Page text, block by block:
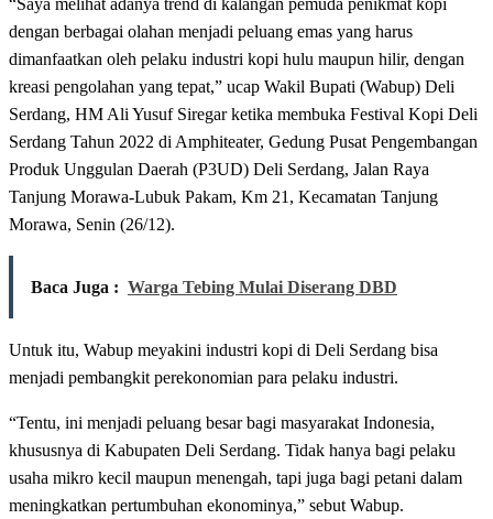
“Saya melihat adanya trend di kalangan pemuda penikmat kopi
dengan berbagai olahan menjadi peluang emas yang harus
dimanfaatkan oleh pelaku industri kopi hulu maupun hilir, dengan
kreasi pengolahan yang tepat,” ucap Wakil Bupati (Wabup) Deli
Serdang, HM Ali Yusuf Siregar ketika membuka Festival Kopi Deli
Serdang Tahun 2022 di Amphiteater, Gedung Pusat Pengembangan
Produk Unggulan Daerah (P3UD) Deli Serdang, Jalan Raya
Tanjung Morawa-Lubuk Pakam, Km 21, Kecamatan Tanjung
Morawa, Senin (26/12).
Baca Juga : Warga Tebing Mulai Diserang DBD
Untuk itu, Wabup meyakini industri kopi di Deli Serdang bisa
menjadi pembangkit perekonomian para pelaku industri.
“Tentu, ini menjadi peluang besar bagi masyarakat Indonesia,
khususnya di Kabupaten Deli Serdang. Tidak hanya bagi pelaku
usaha mikro kecil maupun menengah, tapi juga bagi petani dalam
meningkatkan pertumbuhan ekonominya,” sebut Wabup.